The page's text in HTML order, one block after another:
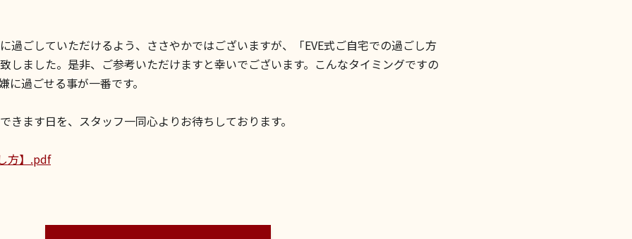
過ごしていただけるよう、ささやかではございますが、「EVE式ご自宅での過ごし方
しました。是非、ご参考いただけますと幸いでございます。こんなタイミングですの
に過ごせる事が一番です。
きます日を、スタッフ一同心よりお待ちしております。
方】.pdf